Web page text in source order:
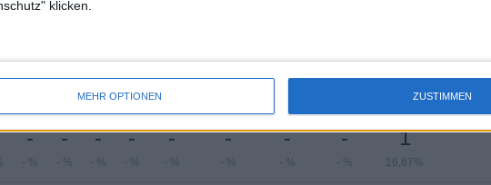
klicken.
MEHR OPTIONEN ZUSTIMMEN
1 -
ANZAHL DER SPIELE NACH MONAT
-
- %
-
- %
-
- %
-
- %
-
- %
-
- %
-
- %
-
- %
1
16,67%